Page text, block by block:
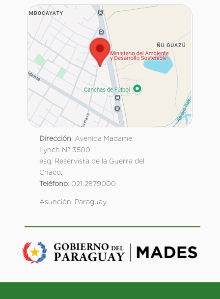
Dirección: Avenida Madame
Lynch N° 3500.
esq. Reservista de la Guerra del
Chaco.
Teléfono: 021 2879000
Asunción, Paraguay.